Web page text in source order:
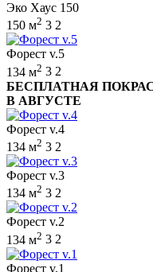
Эко Хаус 150
150 м2 3 2
Форест v.5
134 м2 3 2
БЕСПЛАТНАЯ
В АВГУСТЕ
Форест v.4
134 м2 3 2
Форест v.3
134 м2 3 2
Форест v.2
134 м2 3 2
Форест v.1